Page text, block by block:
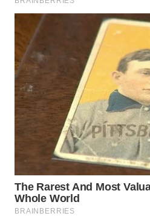
WN
LANGKAT
WN
SELATAN
TANJUNG
LESUNG
WN
KARO